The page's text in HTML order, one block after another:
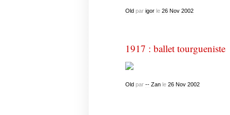
Oldpar igorle 26 Nov 2002
1917 : ballet tourgueniste
Oldpar -- Zanle 26 Nov 2002